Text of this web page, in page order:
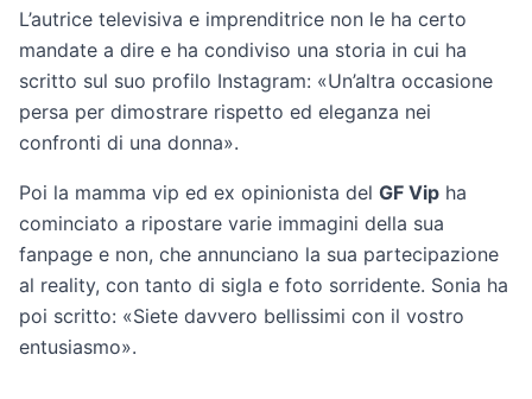
L’autrice televisiva e imprenditrice non le ha certo
mandate a dire e ha condiviso una storia in cui ha
scritto sul suo profilo Instagram: «Un’altra occasione
persa per dimostrare rispetto ed eleganza nei
confronti di una donna».
Poi la mamma vip ed ex opinionista del GF Vip ha
cominciato a ripostare varie immagini della sua
fanpage e non, che annunciano la sua partecipazione
al reality, con tanto di sigla e foto sorridente. Sonia ha
poi scritto: «Siete davvero bellissimi con il vostro
entusiasmo».